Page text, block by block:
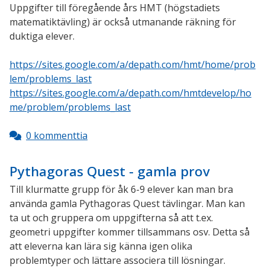
Uppgifter till föregående års HMT (högstadiets
matematiktävling) är också utmanande räkning för
duktiga elever.
https://sites.google.com/a/depath.com/hmt/home/prob
lem/problems_last
https://sites.google.com/a/depath.com/hmtdevelop/ho
me/problem/problems_last
0 kommenttia
Pythagoras Quest - gamla prov
Till klurmatte grupp för åk 6-9 elever kan man bra
använda gamla Pythagoras Quest tävlingar. Man kan
ta ut och gruppera om uppgifterna så att t.ex.
geometri uppgifter kommer tillsammans osv. Detta så
att eleverna kan lära sig känna igen olika
problemtyper och lättare associera till lösningar.